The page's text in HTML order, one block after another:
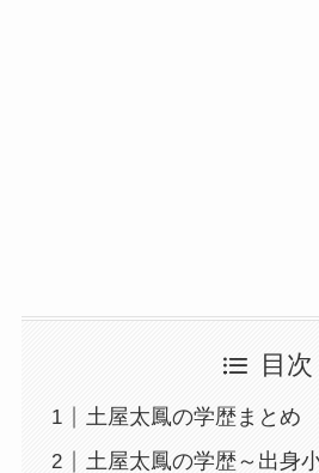
目次
土屋太鳳の学歴まとめ
土屋太鳳の学歴～出身